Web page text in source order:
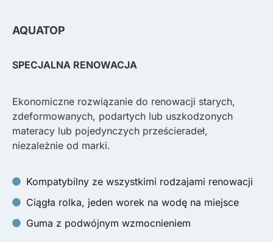
AQUATOP
SPECJALNA RENOWACJA
Ekonomiczne rozwiązanie do renowacji starych,
zdeformowanych, podartych lub uszkodzonych
materacy lub pojedynczych prześcieradeł,
niezależnie od marki.
Kompatybilny ze wszystkimi rodzajami renowacji
Ciągła rolka, jeden worek na wodę na miejsce
Guma z podwójnym wzmocnieniem